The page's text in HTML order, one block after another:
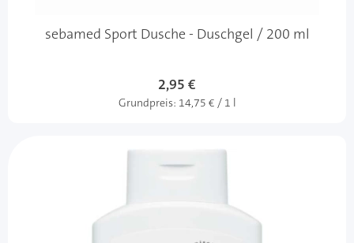
sebamed Sport Dusche - Duschgel / 200 ml
2,95 €
Grundpreis: 14,75 € / 1 l